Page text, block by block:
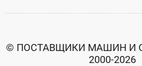
© ПОСТАВЩИКИ МАШИН И
2000-2026